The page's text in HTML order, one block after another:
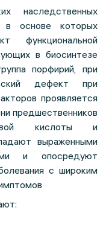
наследственных
в основе которых
функциональной
в биосинтезе
порфирий, при
дефект при
проявляется
предшественников
кислоты и
выраженными
и опосредуют
с широким